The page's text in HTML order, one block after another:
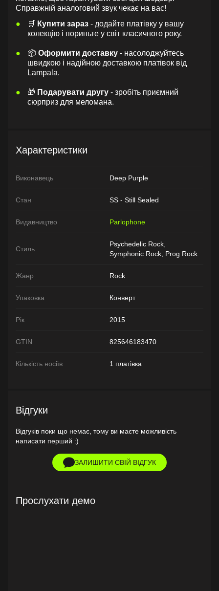
Справжній аналоговий звук чекає на вас!
🛒 Купити зараз - додайте платівку у вашу
колекцію і пориньте у світ класичного року.
📦 Оформити доставку - насолоджуйтесь
швидкою і надійною доставкою платівок від
Lampala.
🎁 Подарувати другу - зробіть приємний
сюрприз для меломана.
Характеристики
Виконавець Deep Purple
Стан SS - Still Sealed
Видавництво Parlophone
Стиль
Psychedelic Rock,
Symphonic Rock, Prog Rock
Жанр Rock
Упаковка Конверт
Рік 2015
GTIN 825646183470
Кількість носіїв 1 платівка
Відгуки
Відгуків поки що немає, тому ви маєте можливість
написати перший :)
ЗАЛИШИТИ СВІЙ ВІДГУК
Прослухати демо